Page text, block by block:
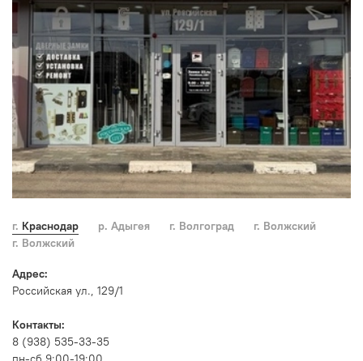
г. Краснодар р. Адыгея г. Волгоград
г. Волжский
г. Волжский
Адрес:
Российская ул., 129/1
Контакты:
8 (938) 535-33-35